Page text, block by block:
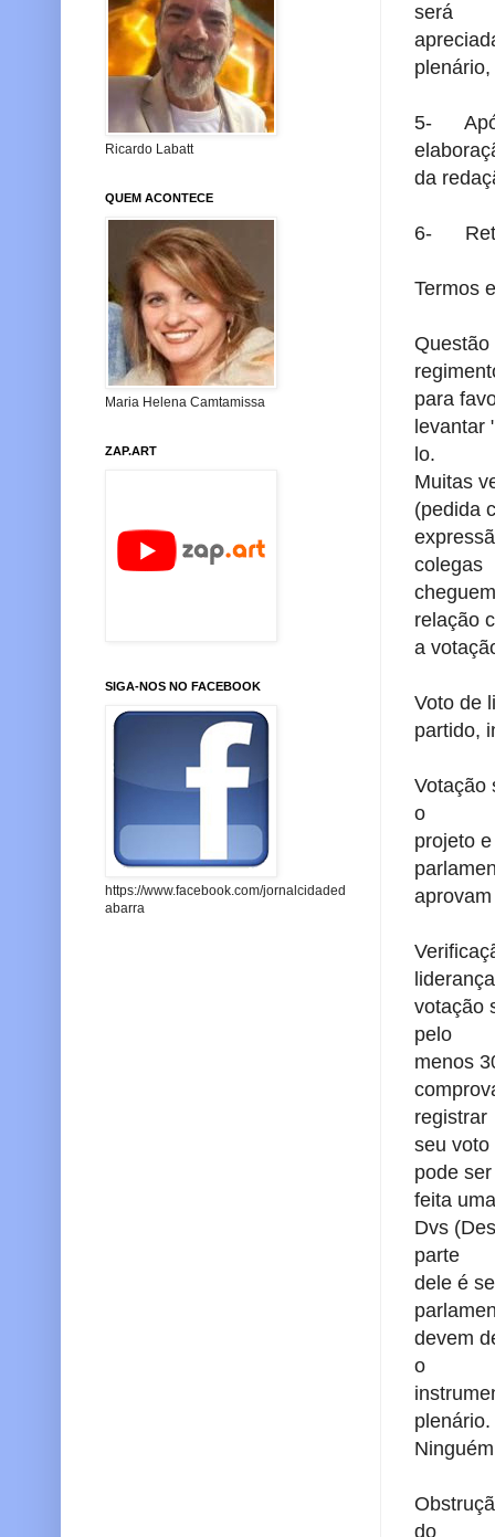
será
5- Após
da
6-
Termos
Questão
para
levantar
lo.
Muitas
(pedida
colegas
relação
a
Voto de
partido,
Votação
o
projeto
votação
pelo
menos
registrar
seu voto
pode
feita
Dvs
parte
dele é
devem
o
plenário.
do
Ricardo Labatt
QUEM ACONTECE
Maria Helena Camtamissa
ZAP.ART
SIGA-NOS NO FACEBOOK
https://www.facebook.com/jornalcidaded
abarra